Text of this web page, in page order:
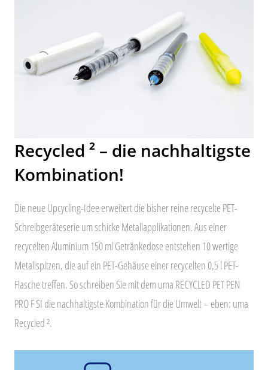
Recycled ² – die nachhaltigste
Kombination!
Die neue Upcycling-Idee erweitert die bisher reine recycelte PET-
Schreibgeräteserie um schicke Metallapplikationen. Aus einer
recycelten Aluminium 150 ml Getränkedose entstehen 10 wertige
Metallspitzen, die auf ein PET-Gehäuse einer recycelten 0,5 l PET-
Flasche treffen. So schreiben Sie mit dem uma RECYCLED PET PEN
PRO F SI die nachhaltigste Kombination für die Umwelt – eben: uma
Recycled ².